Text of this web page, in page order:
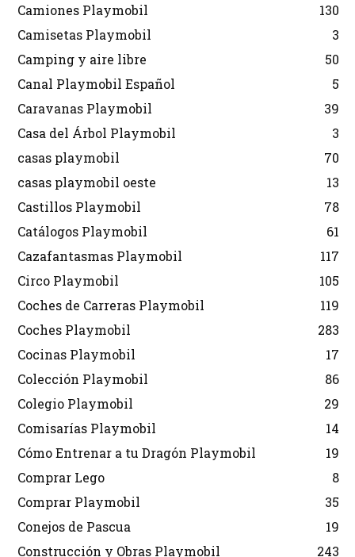
Camiones Playmobil
130
Camisetas Playmobil
3
Camping y aire libre
50
Canal Playmobil Español
5
Caravanas Playmobil
39
Casa del Árbol Playmobil
3
casas playmobil
70
casas playmobil oeste
13
Castillos Playmobil
78
Catálogos Playmobil
61
Cazafantasmas Playmobil
117
Circo Playmobil
105
Coches de Carreras Playmobil
119
Coches Playmobil
283
Cocinas Playmobil
17
Colección Playmobil
86
Colegio Playmobil
29
Comisarías Playmobil
14
Cómo Entrenar a tu Dragón Playmobil
19
Comprar Lego
8
Comprar Playmobil
35
Conejos de Pascua
19
Construcción y Obras Playmobil
243